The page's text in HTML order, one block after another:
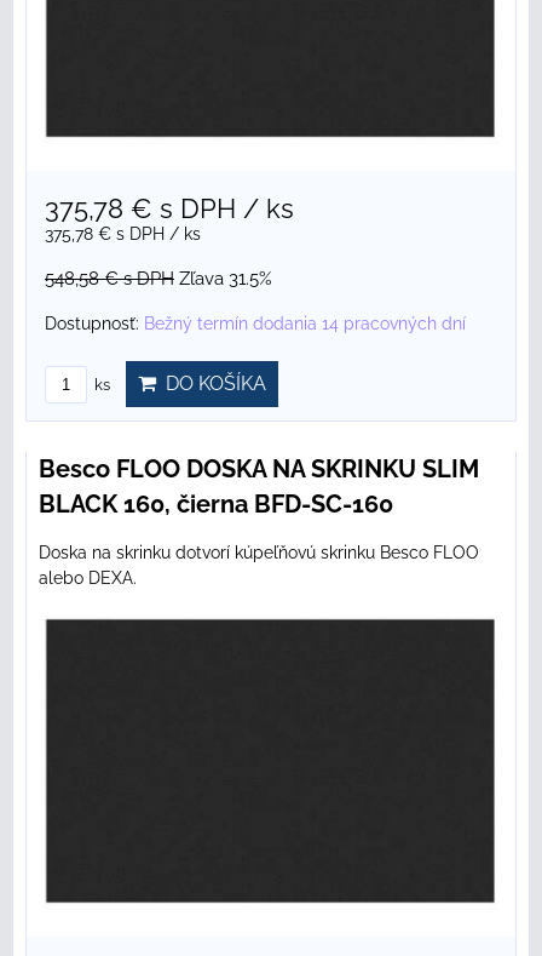
375,78 € s DPH / ks
375,78 € s DPH / ks
548,58 €s DPH Zľava 31.5%
Dostupnosť: Bežný termín dodania 14 pracovných dní
ks DO KOŠÍKA
Besco FLOO DOSKA NA SKRINKU SLIM
BLACK 160, čierna BFD-SC-160
Doska na skrinku dotvorí kúpeľňovú skrinku Besco FLOO
alebo DEXA.